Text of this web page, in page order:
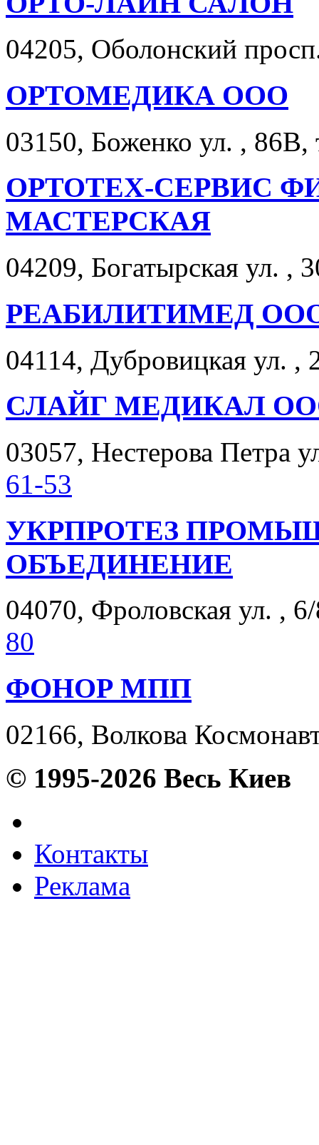
04205, Оболонский
ОРТОМЕДИКА ООО
03150, Боженко ул. , 86В,
ОРТОТЕХ-СЕРВИС
МАСТЕРСКАЯ
04209, Богатырская ул. ,
РЕАБИЛИТИМЕД
04114, Дубровицкая ул. ,
СЛАЙГ МЕДИКАЛ
03057, Нестерова Петра
61-53
УКРПРОТЕЗ
ОБЪЕДИНЕНИЕ
04070, Фроловская ул. ,
80
ФОНОР МПП
02166, Волкова
© 1995-2026 Весь Киев
Контакты
Реклама